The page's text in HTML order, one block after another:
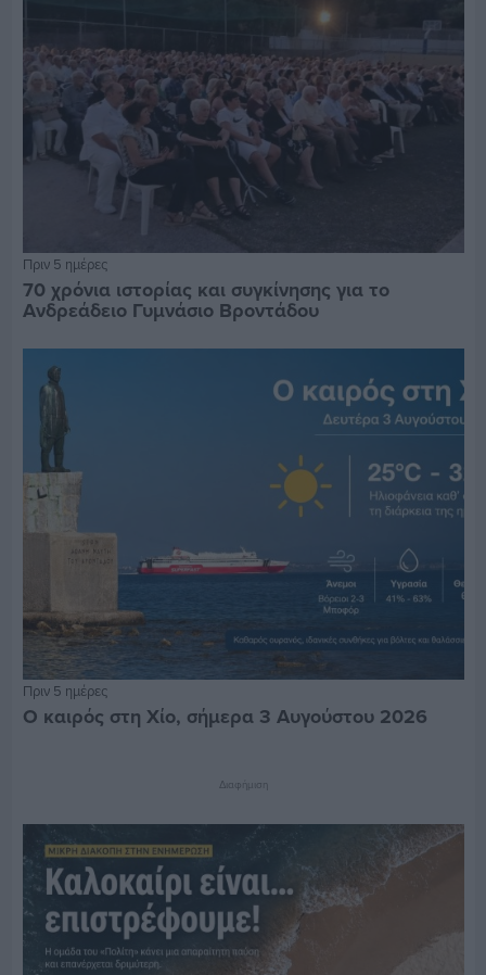
Πριν 5 ημέρες
70 χρόνια ιστορίας και συγκίνησης για το
Ανδρεάδειο Γυμνάσιο Βροντάδου
Πριν 5 ημέρες
Ο καιρός στη Χίο, σήμερα 3 Αυγούστου 2026
Διαφήμιση